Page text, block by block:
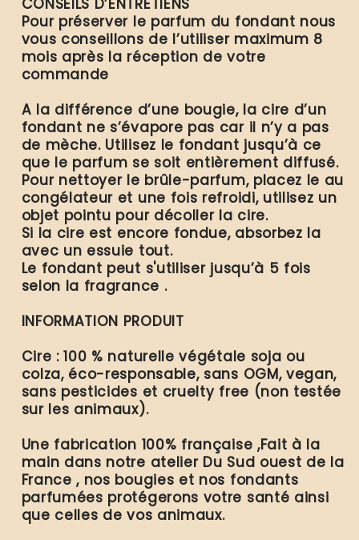
CONSEILS D’ENTRETIENS
Pour préserver le parfum du fondant nous
vous conseillons de l’utiliser maximum 8
mois après la réception de votre
commande
A la différence d’une bougie, la cire d’un
fondant ne s’évapore pas car il n’y a pas
de mèche. Utilisez le fondant jusqu’à ce
que le parfum se soit entièrement diffusé.
Pour nettoyer le brûle-parfum, placez le au
congélateur et une fois refroidi, utilisez un
objet pointu pour décoller la cire.
Si la cire est encore fondue, absorbez la
avec un essuie tout.
Le fondant peut s'utiliser jusqu’à 5 fois
selon la fragrance .
INFORMATION PRODUIT
Cire : 100 % naturelle végétale soja ou
colza, éco-responsable, sans OGM, vegan,
sans pesticides et cruelty free (non testée
sur les animaux).
Une fabrication 100% française ,Fait à la
main dans notre atelier Du Sud ouest de la
France , nos bougies et nos fondants
parfumées protégerons votre santé ainsi
que celles de vos animaux.